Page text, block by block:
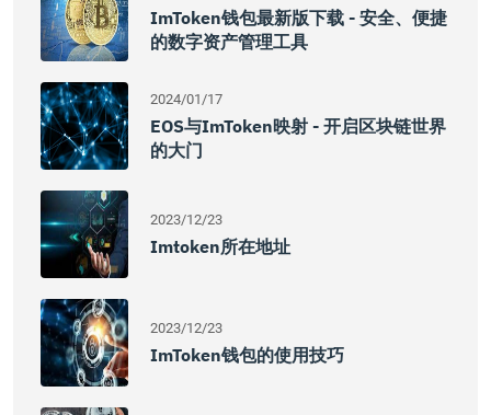
ImToken钱包最新版下载 - 安全、便捷
的数字资产管理工具
2024/01/17
EOS与imToken映射 - 开启区块链世界
的大门
2023/12/23
Imtoken所在地址
2023/12/23
ImToken钱包的使用技巧